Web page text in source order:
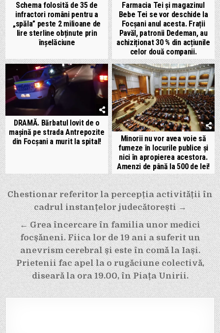
Schema folosită de 35 de
infractori români pentru a
„spăla” peste 2 milioane de
lire sterline obținute prin
înșelăciune
Farmacia Tei și magazinul
Bebe Tei se vor deschide la
Focșani anul acesta. Frații
Pavăl, patronii Dedeman, au
achiziționat 30 % din acțiunile
celor două companii.
DRAMĂ. Bărbatul lovit de o
mașină pe strada Antrepozite
din Focșani a murit la spital!
Minorii nu vor avea voie să
fumeze în locurile publice și
nici în apropierea acestora.
Amenzi de până la 500 de lei!
Navigare
în
articole
Chestionar referitor la percepția activității în
cadrul instanțelor judecătorești →
← Grea încercare în familia unor medici
focșăneni. Fiica lor de 19 ani a suferit un
anevrism cerebral și este în comă la Iași.
Prietenii fac apel la o rugăciune colectivă,
diseară la ora 19.00, în Piața Unirii.